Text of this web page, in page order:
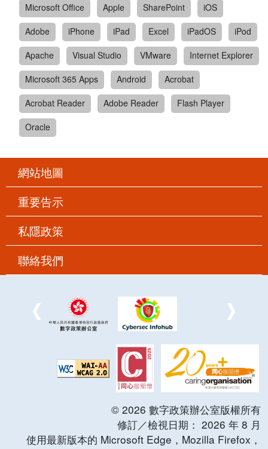
Microsoft Office
Apple SharePoint
iOS
Adobe
iPhone iPad Excel iPadOS
iPod
Apache
Visual Studio VMware
Internet Explorer
Microsoft 365 Apps
Android
Acrobat
Acrobat Reader
Adobe Reader
Flash Player
Oracle
網站地圖
重要告示
私隱政策
聯絡我們
© 2026 數字政策辦公室版權所有
修訂／檢視日期： 2026 年 8 月
使用最新版本的 Microsoft Edge，Mozilla Firefox，